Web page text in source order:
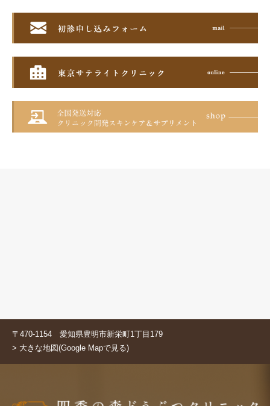
〒470-1154 愛知県豊明市新栄町1丁目179
> 大きな地図(Google Mapで見る)